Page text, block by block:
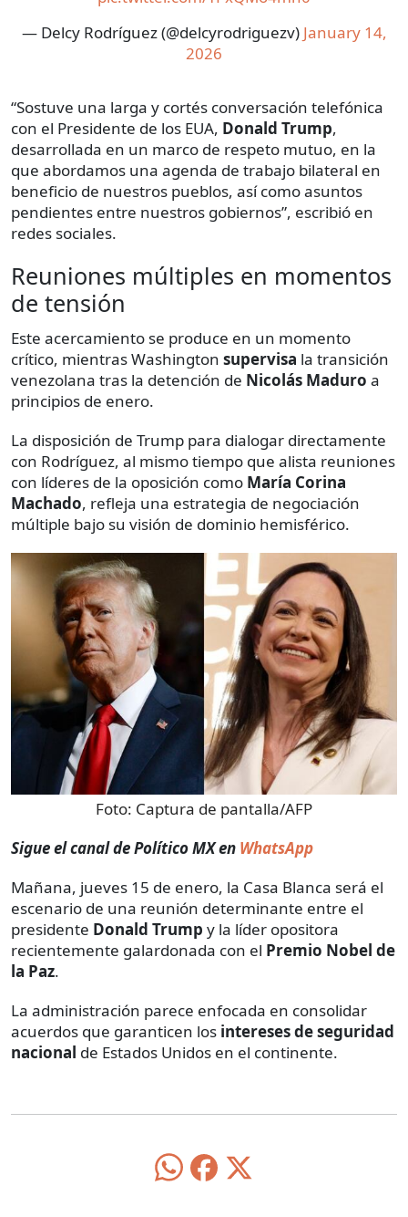
— Delcy Rodríguez (@delcyrodriguezv) January 14,
2026
“Sostuve una larga y cortés conversación telefónica
con el Presidente de los EUA, Donald Trump,
desarrollada en un marco de respeto mutuo, en la
que abordamos una agenda de trabajo bilateral en
beneficio de nuestros pueblos, así como asuntos
pendientes entre nuestros gobiernos”, escribió en
redes sociales.
Reuniones múltiples en momentos
de tensión
Este acercamiento se produce en un momento
crítico, mientras Washington supervisa la transición
venezolana tras la detención de Nicolás Maduro a
principios de enero.
La disposición de Trump para dialogar directamente
con Rodríguez, al mismo tiempo que alista reuniones
con líderes de la oposición como María Corina
Machado, refleja una estrategia de negociación
múltiple bajo su visión de dominio hemisférico.
Foto: Captura de pantalla/AFP
Sigue el canal de Político MX en WhatsApp
Mañana, jueves 15 de enero, la Casa Blanca será el
escenario de una reunión determinante entre el
presidente Donald Trump y la líder opositora
recientemente galardonada con el Premio Nobel de
la Paz.
La administración parece enfocada en consolidar
acuerdos que garanticen los intereses de seguridad
nacional de Estados Unidos en el continente.